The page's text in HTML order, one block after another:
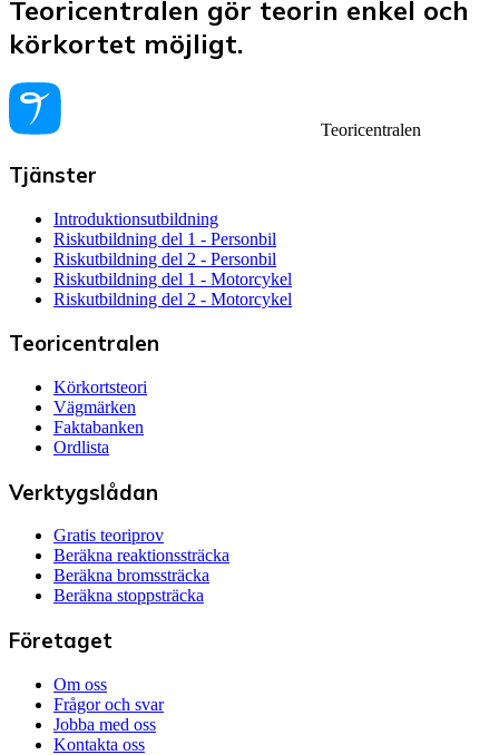
Teoricentralen gör teorin enkel och
körkortet möjligt.
Teoricentralen
Tjänster
Introduktionsutbildning
Riskutbildning del 1 - Personbil
Riskutbildning del 2 - Personbil
Riskutbildning del 1 - Motorcykel
Riskutbildning del 2 - Motorcykel
Teoricentralen
Körkortsteori
Vägmärken
Faktabanken
Ordlista
Verktygslådan
Gratis teoriprov
Beräkna reaktionssträcka
Beräkna bromssträcka
Beräkna stoppsträcka
Företaget
Om oss
Frågor och svar
Jobba med oss
Kontakta oss